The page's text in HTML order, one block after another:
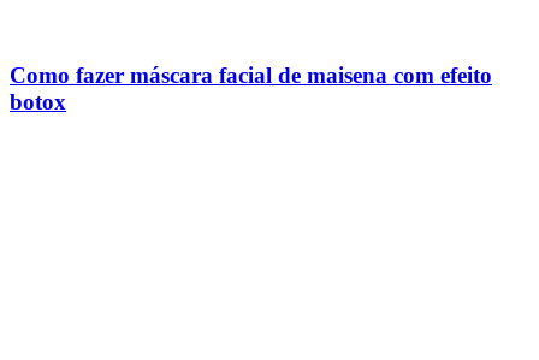
Como fazer máscara facial de maisena com efeito
botox